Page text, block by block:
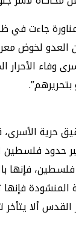
جاءت في
العدو لخوض
وفاء الأحرار
حرية الأسرى،
حدود فلسطين
فإنها
المنشودة
ألا يتأخر